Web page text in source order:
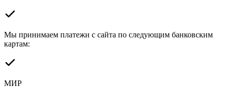
Мы принимаем платежи с сайта по следующим банковским
картам:
МИР